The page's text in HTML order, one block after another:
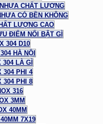
CHẤT LƯỢNG
CÓ BỀN KHÔNG
LƯỢNG CAO
ĐIỂM NỔI BẬT GÌ
304 D10
HÀ NỘI
304 LÀ GÌ
304 PHI 4
304 PHI 8
316
3MM
40MM
7X19